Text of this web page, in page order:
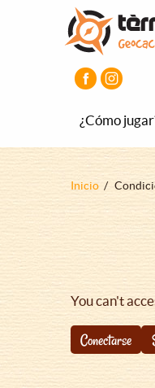
¿Cómo
Sobrescribir
ayuda
la
navegación
Inicio
You can't
Conectarse